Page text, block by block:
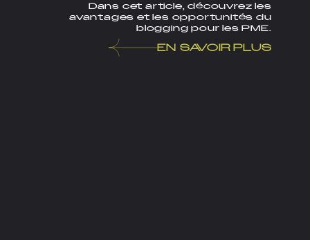
Dans cet article, découvrez les
avantages et les opportunités du
blogging pour les PME.
EN SAVOIR PLUS